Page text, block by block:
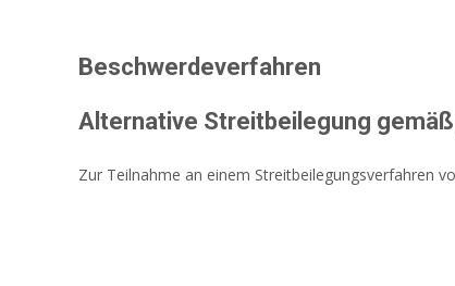
Beschwerdeverfahren
Alternative Streitbeilegung gemäß
Zur Teilnahme an einem Streitbeilegungsverfahren